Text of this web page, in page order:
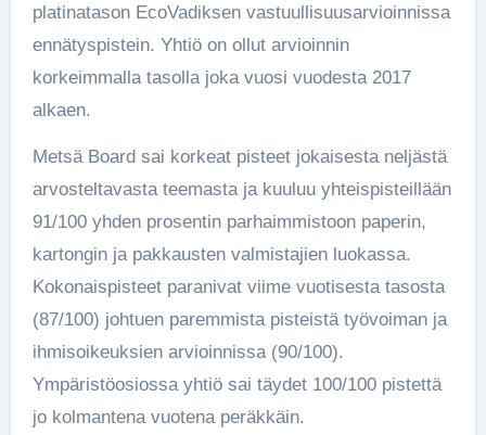
platinatason EcoVadiksen vastuullisuusarvioinnissa
ennätyspistein. Yhtiö on ollut arvioinnin
korkeimmalla tasolla joka vuosi vuodesta 2017
alkaen.
Metsä Board sai korkeat pisteet jokaisesta neljästä
arvosteltavasta teemasta ja kuuluu yhteispisteillään
91/100 yhden prosentin parhaimmistoon paperin,
kartongin ja pakkausten valmistajien luokassa.
Kokonaispisteet paranivat viime vuotisesta tasosta
(87/100) johtuen paremmista pisteistä työvoiman ja
ihmisoikeuksien arvioinnissa (90/100).
Ympäristöosiossa yhtiö sai täydet 100/100 pistettä
jo kolmantena vuotena peräkkäin.